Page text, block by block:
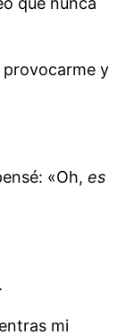
provocarme y
«Oh,es
mi